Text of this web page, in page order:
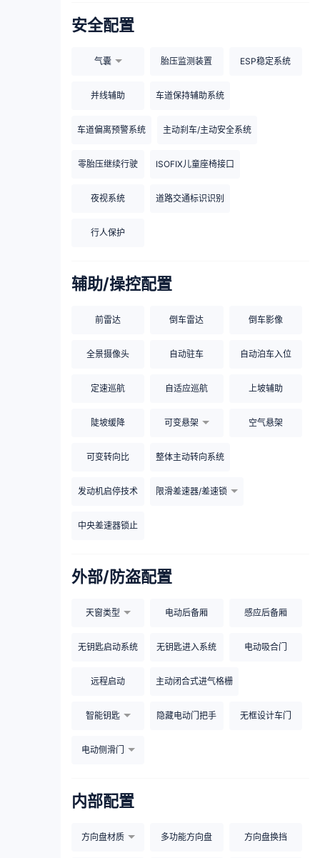
安全配置
气囊 胎压监测装置 ESP稳定系统
并线辅助 车道保持辅助系统
车道偏离预警系统 主动刹车/主动安全系统
零胎压继续行驶 ISOFIX儿童座椅接口
夜视系统 道路交通标识识别
行人保护
辅助/操控配置
前雷达 倒车雷达 倒车影像
全景摄像头 自动驻车 自动泊车入位
定速巡航 自适应巡航 上坡辅助
陡坡缓降 可变悬架 空气悬架
可变转向比 整体主动转向系统
发动机启停技术 限滑差速器/差速锁
中央差速器锁止
外部/防盗配置
天窗类型 电动后备厢 感应后备厢
无钥匙启动系统 无钥匙进入系统 电动吸合门
远程启动 主动闭合式进气格栅
智能钥匙 隐藏电动门把手 无框设计车门
电动侧滑门
内部配置
方向盘材质 多功能方向盘 方向盘换挡